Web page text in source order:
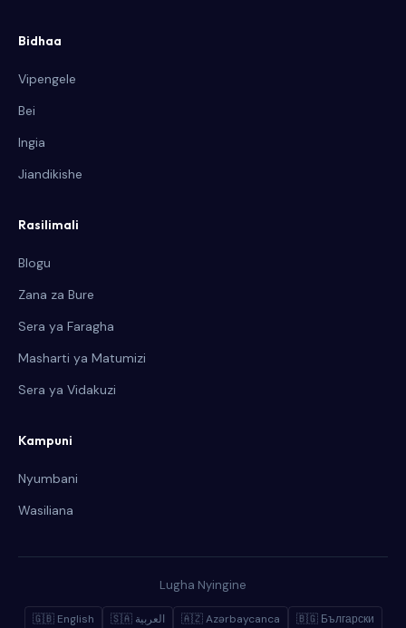
Bidhaa
Vipengele
Bei
Ingia
Jiandikishe
Rasilimali
Blogu
Zana za Bure
Sera ya Faragha
Masharti ya Matumizi
Sera ya Vidakuzi
Kampuni
Nyumbani
Wasiliana
Lugha Nyingine
🇬🇧 English 🇸🇦 العربية 🇦🇿 Azərbaycanca
🇧🇬 Български